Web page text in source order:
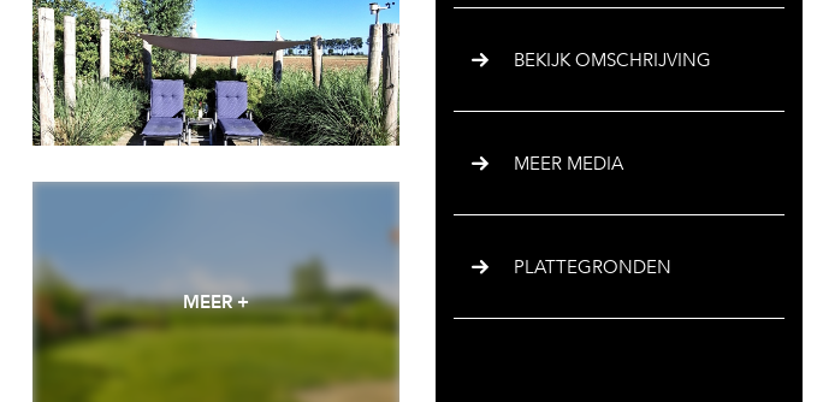
MEER +
BEKIJK OMSCHRIJVING
MEER MEDIA
PLATTEGRONDEN